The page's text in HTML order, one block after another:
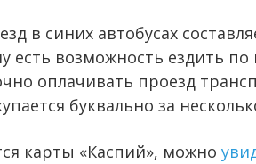
в синих автобусах
есть возможность ездить
оплачивать проезд
буквально за
карты «Каспий», можно